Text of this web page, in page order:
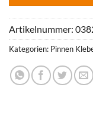
Artikelnummer:
Kategorien: Pinnen